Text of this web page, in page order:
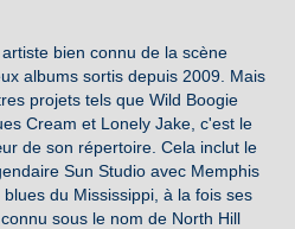
bien connu de la scène
albums sortis depuis 2009. Mais
projets tels que Wild Boogie
Cream et Lonely Jake, c'est le
de son répertoire. Cela inclut le
Sun Studio avec Memphis
du Mississippi, à la fois ses
sous le nom de North Hill